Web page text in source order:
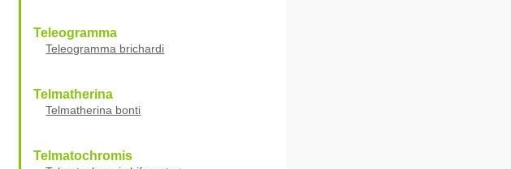
Teleogramma
Teleogramma brichardi
Telmatherina
Telmatherina bonti
Telmatochromis